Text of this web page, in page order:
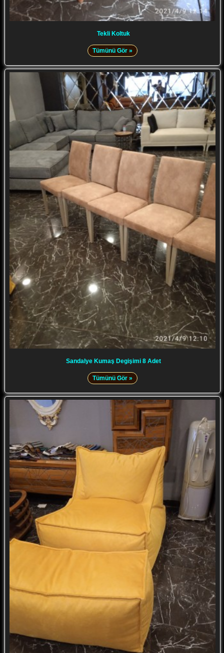
Tekli Koltuk
Tümünü Gör »
Sandalye Kumaş Degişimi 8 Adet
Tümünü Gör »